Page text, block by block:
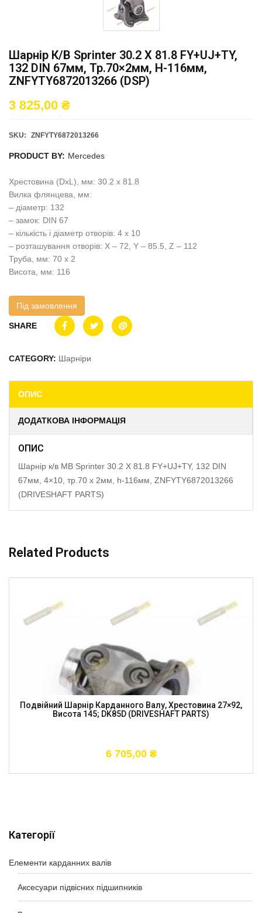
Категорії
Елементи карданних валів
Аксесуари підвісних підшипників
Шарнір К/в Sprinter 30.2 X 81.8 FY+UJ+TY,
132 DIN 67мм, Тр.70×2мм, H-116мм,
ZNFYTY6872013266 (DSP)
3 825,00 ₴
SKU: ZNFYTY6872013266
PRODUCT BY: Mercedes
Хрестовина (DxL), мм: 30.2 x 81.8
Вилка флянцева, мм:
– діаметр: 132
– замок: DIN 67
– кількість і діаметр отворів: 4 x 10
– розташування отворів: X – 72, Y – 85.5, Z – 112
Труба, мм: 70 x 2
Висота, мм: 116
Під замовлення
SHARE
CATEGORY: Шарніри
ОПИС
ДОДАТКОВА ІНФОРМАЦІЯ
ОПИС
Шарнір к/в MB Sprinter 30.2 X 81.8 FY+UJ+TY, 132 DIN
67мм, 4×10, тр.70 x 2мм, h-116мм, ZNFYTY6872013266
(DRIVESHAFT PARTS)
Related Products
Подвійний Шарнір Карданного Валу, Хрестовина 27×92,
Висота 145; DK85D (DRIVESHAFT PARTS)
6 705,00 ₴